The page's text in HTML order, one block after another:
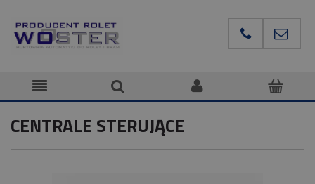
CENTRALE STERUJĄCE